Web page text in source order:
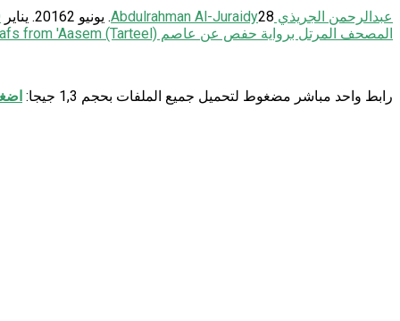
عبدالرحمن الجريذي Abdulrahman Al-Juraidy 28. يونيو 2016 2. يناير 2019
المصحف المرتل برواية حفص عن عاصم Narration: Hafs from 'Aasem (Tarteel)
رابط واحد مباشر مضغوط لتحميل جميع الملفات بحجم 1,3 جيجا: